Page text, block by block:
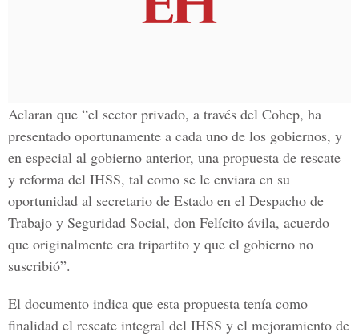
Aclaran que “el sector privado, a través del Cohep, ha
presentado oportunamente a cada uno de los gobiernos, y
en especial al gobierno anterior, una propuesta de rescate
y reforma del IHSS, tal como se le enviara en su
oportunidad al secretario de Estado en el Despacho de
Trabajo y Seguridad Social, don Felícito ávila, acuerdo
que originalmente era tripartito y que el gobierno no
suscribió”.
El documento indica que esta propuesta tenía como
finalidad el rescate integral del IHSS y el mejoramiento de